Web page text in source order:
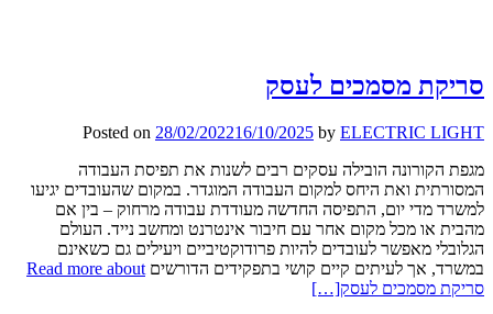
סריקת מסמכים לעסק
Posted on 28/02/202216/10/2025 by ELECTRIC LIGHT
מגפת הקורונה הובילה עסקים רבים לשנות את תפיסת העבודה
המסורתית ואת היחס למקום העבודה המוגדר. במקום שהעובדים יגיעו
למשרד מדי יום, התפיסה החדשה מעודדת עבודה מרחוק – בין אם
מהבית או מכל מקום אחר עם חיבור אינטרנט ומחשב נייד. העולם
הגלובלי מאפשר לעובדים להיות פרודוקטיביים ויעילים גם כשאינם
במשרד, אך לעיתים קיים קושי בתפקידים הדורשים Read more about
סריקת מסמכים לעסק[…]